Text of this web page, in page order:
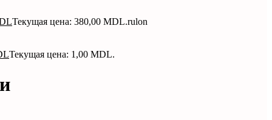
Текущая цена: 380,00 MDL.rulon
Текущая цена: 1,00 MDL.